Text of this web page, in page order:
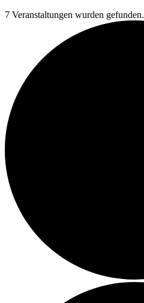
7 Veranstaltungen wurden gefunden.